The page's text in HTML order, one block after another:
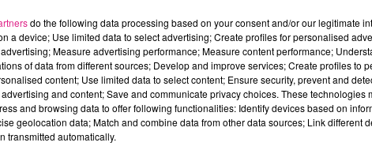
place du22 au 29 janvierpar la ville de
de cinéma : Festival de courts-
à 19h30 au cinéma le KLUB. Tarif réduit :
Metz en Musik »Samedi 28 janvierde
Marché du terroir :
do the following data processing based on your consent and/or our legitimate
a device; Use limited data to select advertising; Create profiles for personalised
Measure advertising performance; Measure content performance;
of data from different sources; Develop and improve services; Create profiles to
content; Use limited data to select content; Ensure security, prevent and
and content; Save and communicate privacy choices. These technologies
and browsing data to offer following functionalities: Identify devices based on
geolocation data; Match and combine data from other data sources; Link different
transmitted automatically.